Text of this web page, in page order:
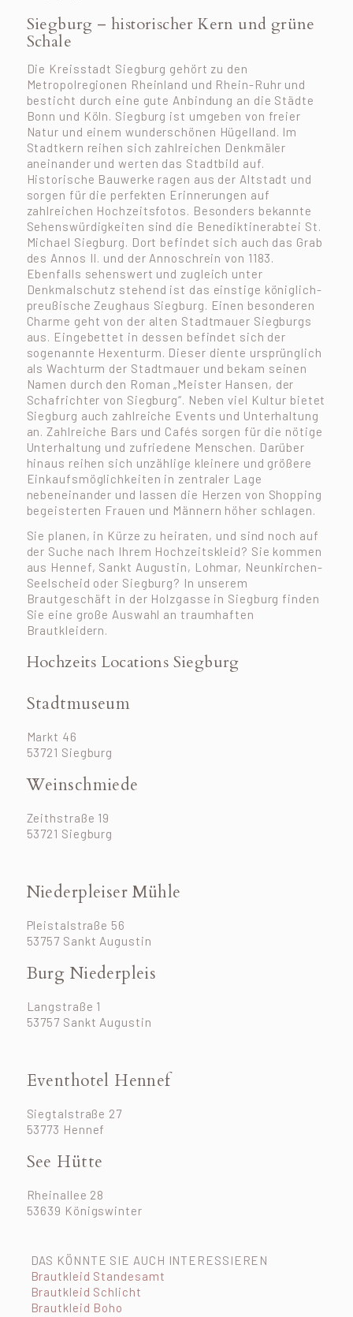
Siegburg – historischer Kern und grüne
Schale
Die Kreisstadt Siegburg gehört zu den
Metropolregionen Rheinland und Rhein-Ruhr und
besticht durch eine gute Anbindung an die Städte
Bonn und Köln. Siegburg ist umgeben von freier
Natur und einem wunderschönen Hügelland. Im
Stadtkern reihen sich zahlreichen Denkmäler
aneinander und werten das Stadtbild auf.
Historische Bauwerke ragen aus der Altstadt und
sorgen für die perfekten Erinnerungen auf
zahlreichen Hochzeitsfotos. Besonders bekannte
Sehenswürdigkeiten sind die Benediktinerabtei St.
Michael Siegburg. Dort befindet sich auch das Grab
des Annos II. und der Annoschrein von 1183.
Ebenfalls sehenswert und zugleich unter
Denkmalschutz stehend ist das einstige königlich-
preußische Zeughaus Siegburg. Einen besonderen
Charme geht von der alten Stadtmauer Siegburgs
aus. Eingebettet in dessen befindet sich der
sogenannte Hexenturm. Dieser diente ursprünglich
als Wachturm der Stadtmauer und bekam seinen
Namen durch den Roman „Meister Hansen, der
Schafrichter von Siegburg“. Neben viel Kultur bietet
Siegburg auch zahlreiche Events und Unterhaltung
an. Zahlreiche Bars und Cafés sorgen für die nötige
Unterhaltung und zufriedene Menschen. Darüber
hinaus reihen sich unzählige kleinere und größere
Einkaufsmöglichkeiten in zentraler Lage
nebeneinander und lassen die Herzen von Shopping
begeisterten Frauen und Männern höher schlagen.
Sie planen, in Kürze zu heiraten, und sind noch auf
der Suche nach Ihrem Hochzeitskleid? Sie kommen
aus Hennef, Sankt Augustin, Lohmar, Neunkirchen-
Seelscheid oder Siegburg? In unserem
Brautgeschäft in der Holzgasse in Siegburg finden
Sie eine große Auswahl an traumhaften
Brautkleidern.
Hochzeits Locations Siegburg
Stadtmuseum
Markt 46
53721 Siegburg
Weinschmiede
Zeithstraße 19
53721 Siegburg
Niederpleiser Mühle
Pleistalstraße 56
53757 Sankt Augustin
Burg Niederpleis
Langstraße 1
53757 Sankt Augustin
Eventhotel Hennef
Siegtalstraße 27
53773 Hennef
See Hütte
Rheinallee 28
53639 Königswinter
DAS KÖNNTE SIE AUCH INTERESSIEREN
Brautkleid Standesamt
Brautkleid Schlicht
Brautkleid Boho